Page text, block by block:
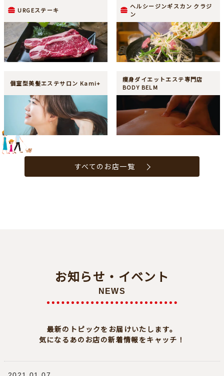
URGEステーキ
ヘルシージンギスカン クラジ
ン
個室型美髪エステサロン Kami+
痩身ダイエットエステ専門店
BODY BELM
すべてのお店一覧
お知らせ・イベント
NEWS
最新のトピックをお届けいたします。
気になるあのお店の新着情報をキャッチ！